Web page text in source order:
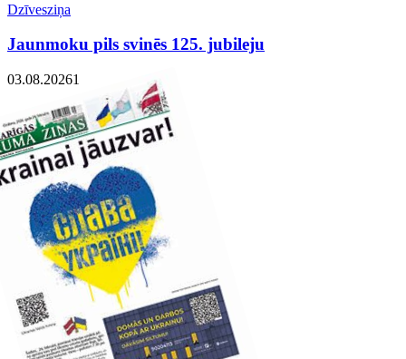
Dzīvesziņa
Jaunmoku pils svinēs 125. jubileju
03.08.20261